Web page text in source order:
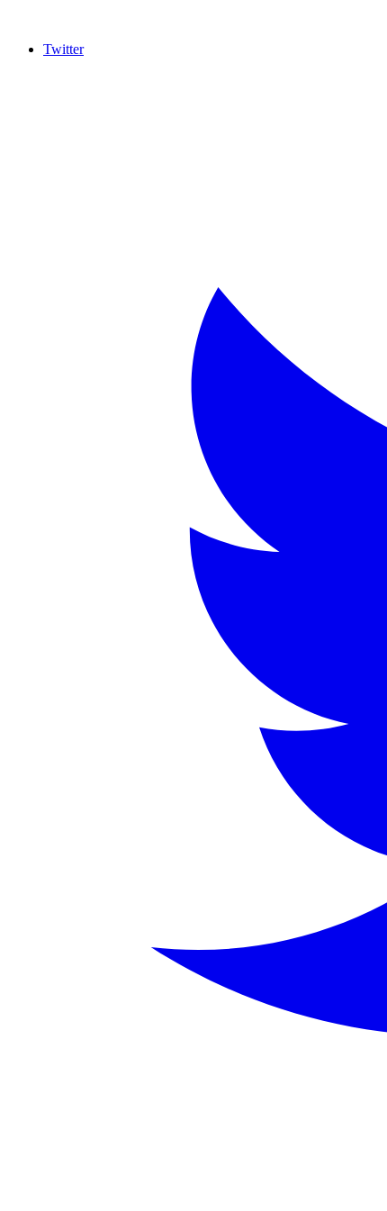
Twitter